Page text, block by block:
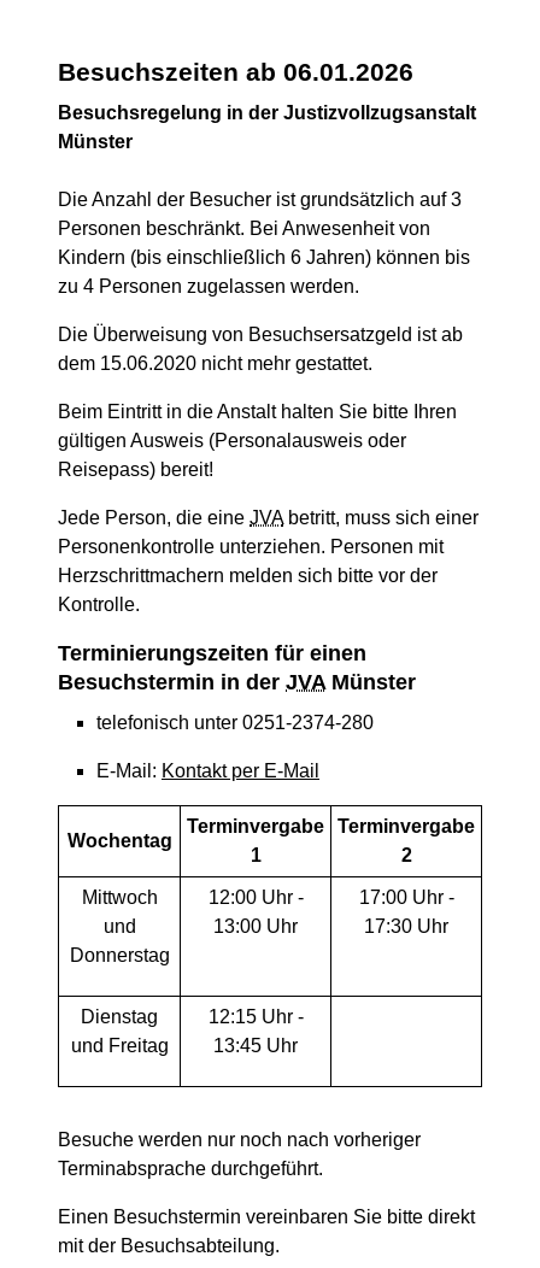
Besuchszeiten ab 06.01.2026
Besuchsregelung in der Justizvollzugsanstalt
Münster
Die Anzahl der Besucher ist grundsätzlich auf 3
Personen beschränkt. Bei Anwesenheit von
Kindern (bis einschließlich 6 Jahren) können bis
zu 4 Personen zugelassen werden.
Die Überweisung von Besuchsersatzgeld ist ab
dem 15.06.2020 nicht mehr gestattet.
Beim Eintritt in die Anstalt halten Sie bitte Ihren
gültigen Ausweis (Personalausweis oder
Reisepass) bereit!
Jede Person, die eine JVAbetritt, muss sich einer
Personenkontrolle unterziehen. Personen mit
Herzschrittmachern melden sich bitte vor der
Kontrolle.
Terminierungszeiten für einen
Besuchstermin in der JVAMünster
telefonisch unter 0251-2374-280
E-Mail: Kontakt per E-Mail
Wochentag
Terminvergabe
1
Terminvergabe
2
Mittwoch
und
Donnerstag
12:00 Uhr -
13:00 Uhr
17:00 Uhr -
17:30 Uhr
Dienstag
und Freitag
12:15 Uhr -
13:45 Uhr
Besuche werden nur noch nach vorheriger
Terminabsprache durchgeführt.
Einen Besuchstermin vereinbaren Sie bitte direkt
mit der Besuchsabteilung.